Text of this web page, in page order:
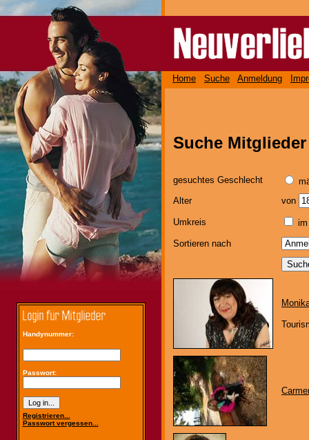
Handynummer:
Passwort:
Registrieren...
Passwort vergessen...
Home Suche Anmeldung
Suche
gesuchtes Geschlecht
Alter
von
Umkreis
Sortieren nach